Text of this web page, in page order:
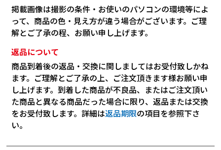
掲載画像は撮影の条件・お使いのパソコンの環境等によ
って、商品の色・見え方が違う場合がございます。ご理
解とご了承の程、お願い申し上げます。
返品について
商品到着後の返品・交換に関しましてはお受付致しかね
ます。ご理解とご了承の上、ご注文頂きます様お願い申
し上げます。到着した商品が不良品、またはご注文頂い
た商品と異なる商品だった場合に限り、返品または交換
をお受付致します。詳細は返品期限の項目を参照下さ
い。